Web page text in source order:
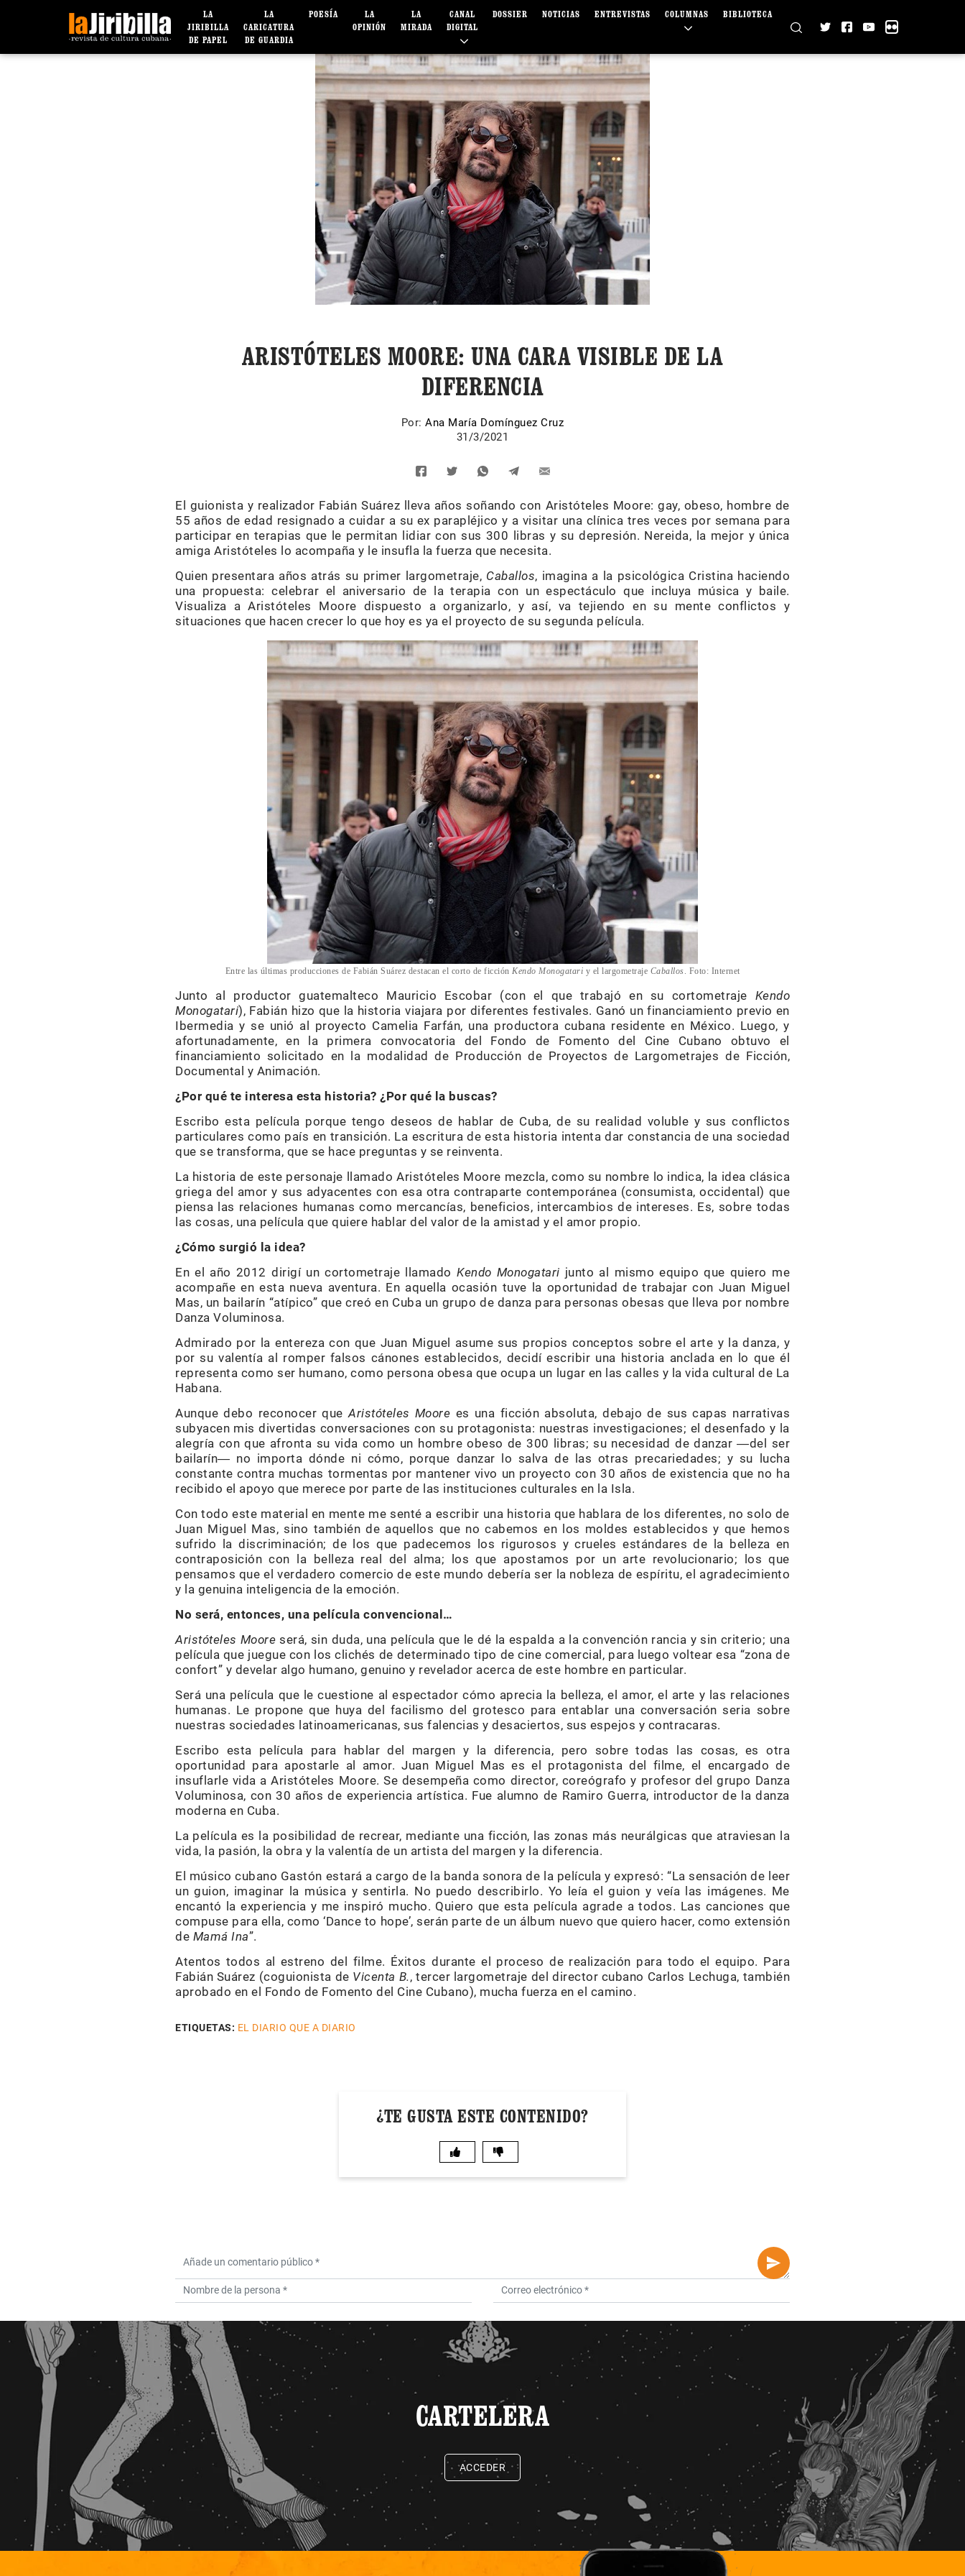
LA
JIRIBILLA
DE PAPEL
LA
CARICATURA
DE GUARDIA
POESÍA
LA
OPINIÓN
LA
MIRADA
CANAL
DIGITAL
DOSSIER NOTICIAS ENTREVISTAS COLUMNAS BIBLIOTECA
ARISTÓTELES MOORE: UNA CARA VISIBLE DE LA
DIFERENCIA
Por:Ana María Domínguez Cruz
31/3/2021
El guionista y realizador Fabián Suárez lleva años soñando con Aristóteles Moore: gay, obeso, hombre de
55 años de edad resignado a cuidar a su ex parapléjico y a visitar una clínica tres veces por semana para
participar en terapias que le permitan lidiar con sus 300 libras y su depresión. Nereida, la mejor y única
amiga Aristóteles lo acompaña y le insufla la fuerza que necesita.
Quien presentara años atrás su primer largometraje, Caballos, imagina a la psicológica Cristina haciendo
una propuesta: celebrar el aniversario de la terapia con un espectáculo que incluya música y baile.
Visualiza a Aristóteles Moore dispuesto a organizarlo, y así, va tejiendo en su mente conflictos y
situaciones que hacen crecer lo que hoy es ya el proyecto de su segunda película.
Entre las últimas producciones de Fabián Suárez destacan el corto de ficción Kendo Monogatari y el largometraje Caballos. Foto: Internet
Junto al productor guatemalteco Mauricio Escobar (con el que trabajó en su cortometraje Kendo
Monogatari), Fabián hizo que la historia viajara por diferentes festivales. Ganó un financiamiento previo en
Ibermedia y se unió al proyecto Camelia Farfán, una productora cubana residente en México. Luego, y
afortunadamente, en la primera convocatoria del Fondo de Fomento del Cine Cubano obtuvo el
financiamiento solicitado en la modalidad de Producción de Proyectos de Largometrajes de Ficción,
Documental y Animación.
¿Por qué te interesa esta historia? ¿Por qué la buscas?
Escribo esta película porque tengo deseos de hablar de Cuba, de su realidad voluble y sus conflictos
particulares como país en transición. La escritura de esta historia intenta dar constancia de una sociedad
que se transforma, que se hace preguntas y se reinventa.
La historia de este personaje llamado Aristóteles Moore mezcla, como su nombre lo indica, la idea clásica
griega del amor y sus adyacentes con esa otra contraparte contemporánea (consumista, occidental) que
piensa las relaciones humanas como mercancías, beneficios, intercambios de intereses. Es, sobre todas
las cosas, una película que quiere hablar del valor de la amistad y el amor propio.
¿Cómo surgió la idea?
En el año 2012 dirigí un cortometraje llamado Kendo Monogatari junto al mismo equipo que quiero me
acompañe en esta nueva aventura. En aquella ocasión tuve la oportunidad de trabajar con Juan Miguel
Mas, un bailarín “atípico” que creó en Cuba un grupo de danza para personas obesas que lleva por nombre
Danza Voluminosa.
Admirado por la entereza con que Juan Miguel asume sus propios conceptos sobre el arte y la danza, y
por su valentía al romper falsos cánones establecidos, decidí escribir una historia anclada en lo que él
representa como ser humano, como persona obesa que ocupa un lugar en las calles y la vida cultural de La
Habana.
Aunque debo reconocer queAristóteles Moore es una ficción absoluta, debajo de sus capas narrativas
subyacen mis divertidas conversaciones con su protagonista: nuestras investigaciones; el desenfado y la
alegría con que afronta su vida como un hombre obeso de 300 libras; su necesidad de danzar ―del ser
bailarín― no importa dónde ni cómo, porque danzar lo salva de las otras precariedades; y su lucha
constante contra muchas tormentas por mantener vivo un proyecto con 30 años de existencia que no ha
recibido el apoyo que merece por parte de las instituciones culturales en la Isla.
Con todo este material en mente me senté a escribir una historia que hablara de los diferentes, no solo de
Juan Miguel Mas, sino también de aquellos que no cabemos en los moldes establecidos y que hemos
sufrido la discriminación; de los que padecemos los rigurosos y crueles estándares de la belleza en
contraposición con la belleza real del alma; los que apostamos por un arte revolucionario; los que
pensamos que el verdadero comercio de este mundo debería ser la nobleza de espíritu, el agradecimiento
y la genuina inteligencia de la emoción.
No será, entonces, una película convencional…
Aristóteles Moore será, sin duda, una película que le dé la espalda a la convención rancia y sin criterio; una
película que juegue con los clichés de determinado tipo de cine comercial, para luego voltear esa “zona de
confort” y develar algo humano, genuino y revelador acerca de este hombre en particular.
Será una película que le cuestione al espectador cómo aprecia la belleza, el amor, el arte y las relaciones
humanas. Le propone que huya del facilismo del grotesco para entablar una conversación seria sobre
nuestras sociedades latinoamericanas, sus falencias y desaciertos, sus espejos y contracaras.
Escribo esta película para hablar del margen y la diferencia, pero sobre todas las cosas, es otra
oportunidad para apostarle al amor. Juan Miguel Mas es el protagonista del filme, el encargado de
insuflarle vida a Aristóteles Moore. Se desempeña como director, coreógrafo y profesor del grupo Danza
Voluminosa, con 30 años de experiencia artística. Fue alumno de Ramiro Guerra, introductor de la danza
moderna en Cuba.
La película es la posibilidad de recrear, mediante una ficción, las zonas más neurálgicas que atraviesan la
vida, la pasión, la obra y la valentía de un artista del margen y la diferencia.
El músico cubano Gastón estará a cargo de la banda sonora de la película y expresó: “La sensación de leer
un guion, imaginar la música y sentirla. No puedo describirlo. Yo leía el guion y veía las imágenes. Me
encantó la experiencia y me inspiró mucho. Quiero que esta película agrade a todos. Las canciones que
compuse para ella, como ‘Dance to hope’, serán parte de un álbum nuevo que quiero hacer, como extensión
de Mamá Ina”.
Atentos todos al estreno del filme. Éxitos durante el proceso de realización para todo el equipo. Para
Fabián Suárez (coguionista de Vicenta B., tercer largometraje del director cubano Carlos Lechuga, también
aprobado en el Fondo de Fomento del Cine Cubano), mucha fuerza en el camino.
ETIQUETAS: EL DIARIO QUE A DIARIO
¿TE GUSTA ESTE CONTENIDO?
CARTELERA
ACCEDER